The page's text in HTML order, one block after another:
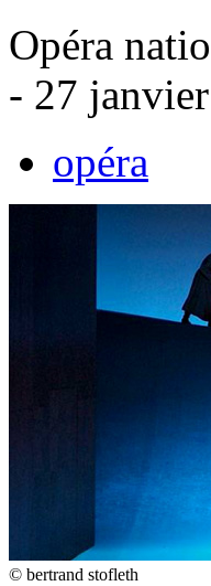
Opéra
- 27
opéra
© bertrand stofleth